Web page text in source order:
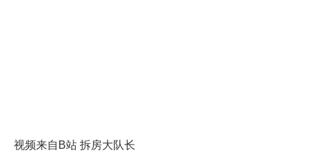
视频来自B站 拆房大队长